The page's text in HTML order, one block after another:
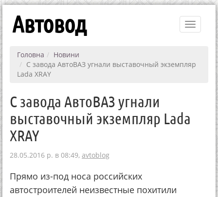
Toggle
Автовод
Головна
Новини
С завода АвтоВАЗ угнали выставочный экземпляр
Lada XRAY
С завода АвтоВАЗ угнали
выставочный экземпляр Lada
XRAY
28.05.2016 р. в 08:49, avtoblog
Прямо из-под носа российских
автостроителей неизвестные похитили